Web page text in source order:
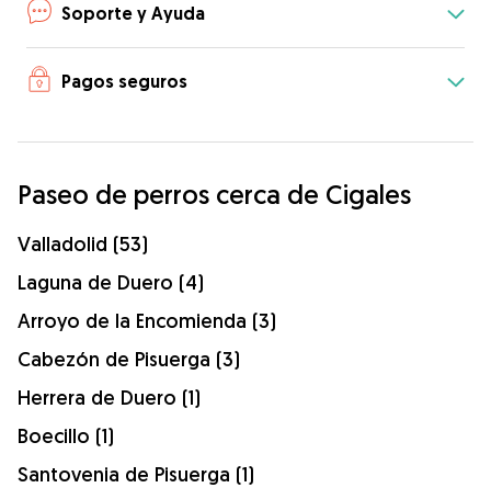
Soporte y Ayuda
Pagos seguros
Paseo de perros cerca de Cigales
Valladolid (53)
Laguna de Duero (4)
Arroyo de la Encomienda (3)
Cabezón de Pisuerga (3)
Herrera de Duero (1)
Boecillo (1)
Santovenia de Pisuerga (1)